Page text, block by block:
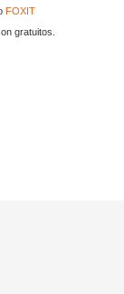
FOXIT
gratuitos.